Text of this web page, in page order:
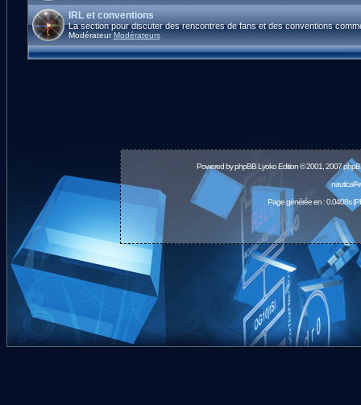
IRL et conventions
La section pour discuter des rencontres de fans et des conventions
ModérateurModérateurs
Powered byphpBBLyoko Edition © 2001, 2007
Page générée en : 0.0408s